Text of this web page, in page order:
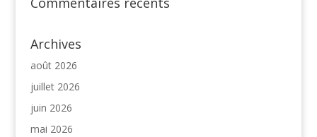
Archives
août 2026
juillet 2026
juin 2026
mai 2026